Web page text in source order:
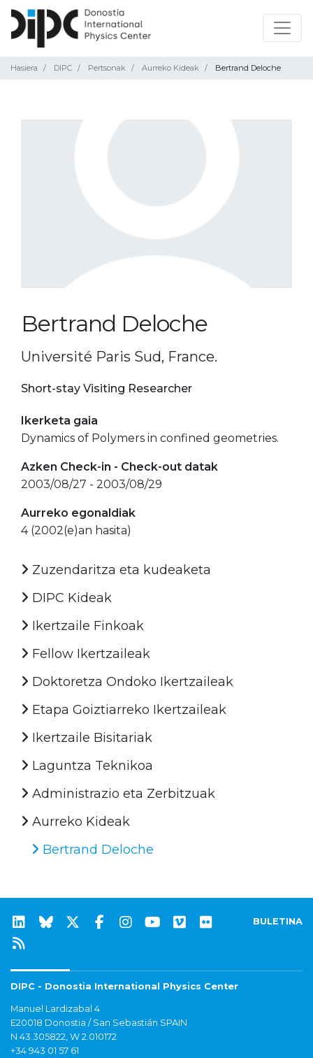
Hasiera DIPC Pertsonak Aurreko Kideak Bertrand Deloche
Bertrand Deloche
Université Paris Sud, France.
Short-stay Visiting Researcher
Ikerketa gaia
Dynamics of Polymers in confined geometries.
Azken Check-in - Check-out datak
2003/08/27 - 2003/08/29
Aurreko egonaldiak
4 (2002(e)an hasita)
Zuzendaritza eta kudeaketa
DIPC Kideak
Ikertzaile Finkoak
Fellow Ikertzaileak
Doktoretza Ondoko Ikertzaileak
Etapa Goiztiarreko Ikertzaileak
Ikertzaile Bisitariak
Laguntza Teknikoa
Administrazio eta Zerbitzuak
Aurreko Kideak
Bertrand Deloche
BULETINA
DIPC - Donostia International Physics Center
Manuel Lardizabal 4
E20018 Donostia / San Sebastián SPAIN
N 43.305822, W 2.010172
+34 943 01 57 61